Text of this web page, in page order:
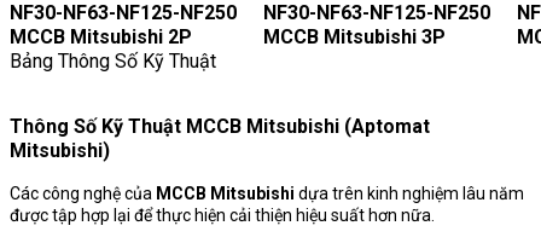
NF30-NF63-NF125-NF250 NF30-NF63-NF125-NF250
MCCB Mitsubishi 2P
MCCB Mitsubishi 3P
Bảng Thông Số Kỹ Thuật
Thông Số Kỹ Thuật MCCB Mitsubishi (Aptomat
Mitsubishi)
Các công nghệ của MCCB Mitsubishi dựa trên kinh nghiệm lâu năm
được tập hợp lại để thực hiện cải thiện hiệu suất hơn nữa.